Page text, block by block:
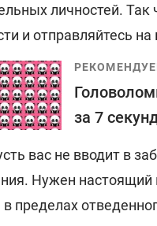
личностей. Так
и отправляйтесь
за 7
вас не вводит в
Нужен настоящий
пределах